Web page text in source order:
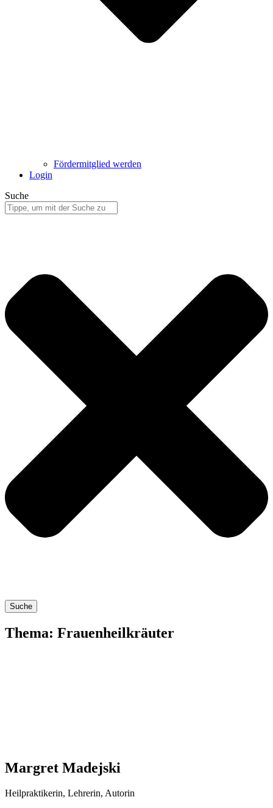
Fördermitglied werden
Login
Suche
Suche
Thema: Frauenheilkräuter
Margret Madejski
Heil­prak­ti­ke­rin, Leh­re­rin, Autorin